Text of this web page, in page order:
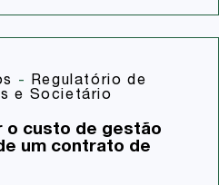
Twitter
Email
Share
- Regulatório de
e Societário
o custo de gestão
um contrato de